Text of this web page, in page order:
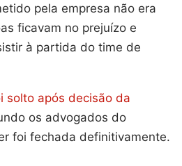
pela empresa não era
ficavam no prejuízo e
à partida do time de
solto após decisão da
os advogados do
foi fechada definitivamente.